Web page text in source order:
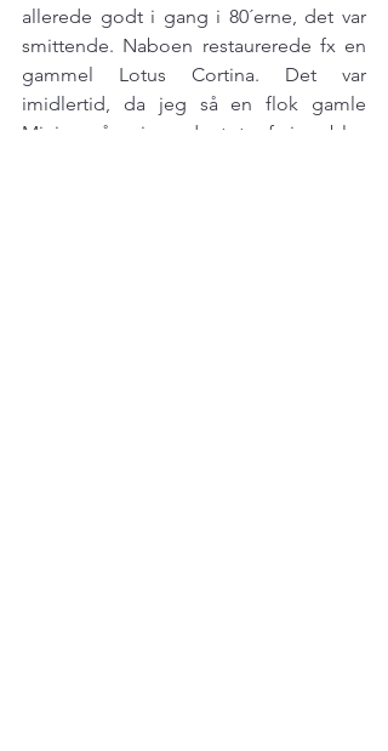
allerede godt i gang i 80´erne, det var
smittende. Naboen restaurerede fx en
gammel Lotus Cortina. Det var
imidlertid, da jeg så en flok gamle
Minier på vej mod et træf, jeg blev